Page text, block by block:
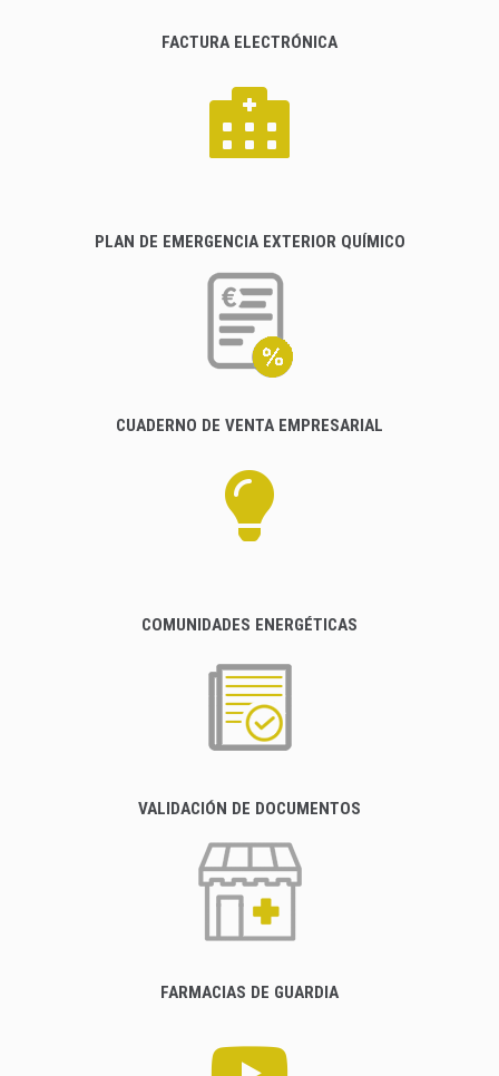
FACTURA ELECTRÓNICA
PLAN DE EMERGENCIA EXTERIOR QUÍMICO
CUADERNO DE VENTA EMPRESARIAL
COMUNIDADES ENERGÉTICAS
VALIDACIÓN DE DOCUMENTOS
FARMACIAS DE GUARDIA